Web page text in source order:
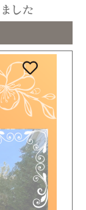
した